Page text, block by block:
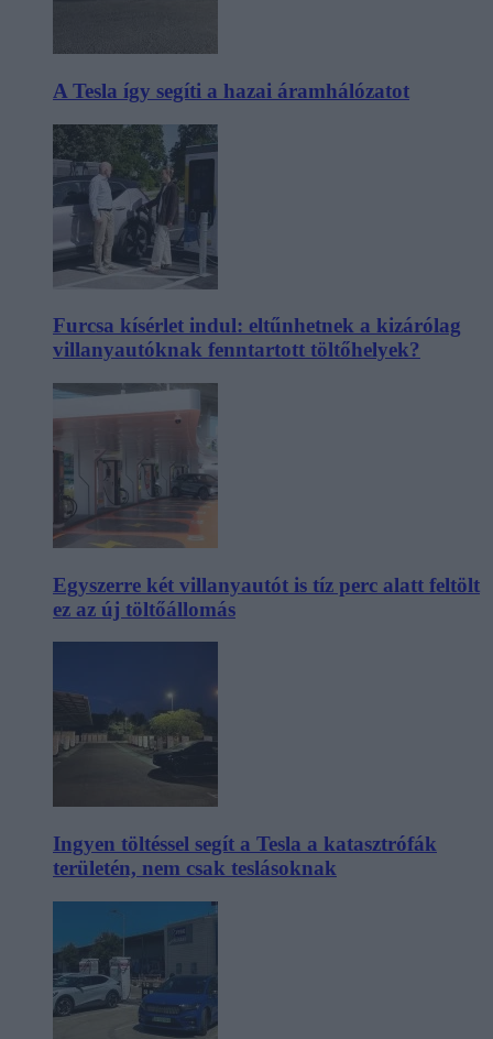
A Tesla így segíti a hazai áramhálózatot
Furcsa kísérlet indul: eltűnhetnek a kizárólag
villanyautóknak fenntartott töltőhelyek?
Egyszerre két villanyautót is tíz perc alatt feltölt
ez az új töltőállomás
Ingyen töltéssel segít a Tesla a katasztrófák
területén, nem csak teslásoknak